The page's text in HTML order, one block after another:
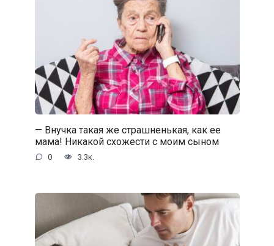
— Внучка такая же страшненькая, как ее
мама! Никакой схожести с моим сыном
0 3.3к.